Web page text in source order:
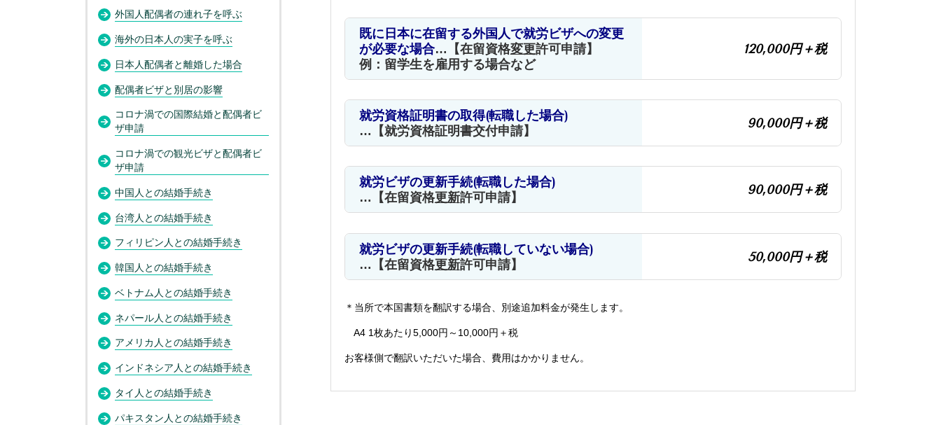
既に日本に在留する外国人で就労ビザへの変更
が必要な場合…【在留資格変更許可申請】
例：留学生を雇用する場合など
120,000円＋税
就労資格証明書の取得(転職した場合)
…【就労資格証明書交付申請】 90,000円＋税
就労ビザの更新手続(転職した場合)
…【在留資格更新許可申請】 90,000円＋税
就労ビザの更新手続(転職していない場合)
…【在留資格更新許可申請】 50,000円＋税
＊当所で本国書類を翻訳する場合、別途追加料金が発生します。
A4 1枚あたり5,000円～10,000円＋税
お客様側で翻訳いただいた場合、費用はかかりません。
外国人配偶者の連れ子を呼ぶ
海外の日本人の実子を呼ぶ
日本人配偶者と離婚した場合
配偶者ビザと別居の影響
コロナ渦での国際結婚と配偶者ビ
ザ申請
コロナ渦での観光ビザと配偶者ビ
ザ申請
中国人との結婚手続き
台湾人との結婚手続き
フィリピン人との結婚手続き
韓国人との結婚手続き
ベトナム人との結婚手続き
ネパール人との結婚手続き
アメリカ人との結婚手続き
インドネシア人との結婚手続き
タイ人との結婚手続き
パキスタン人との結婚手続き